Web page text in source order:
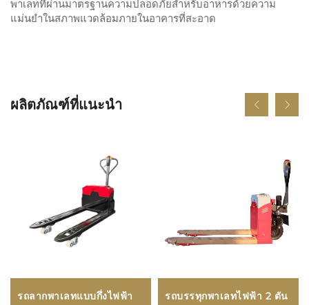
พาเลทที่ผ่านมาตรฐานความปลอดภัยสำหรับอาหารด้วยความ
แม่นยำในสภาพแวดล้อมภายในอาคารที่สะอาด
ผลิตภัณฑ์ที่แนะนำ
รถลากพาเลทแบบกึ่งไฟฟ้า รถบรรทุกพาเลทไฟฟ้า 2 ตัน